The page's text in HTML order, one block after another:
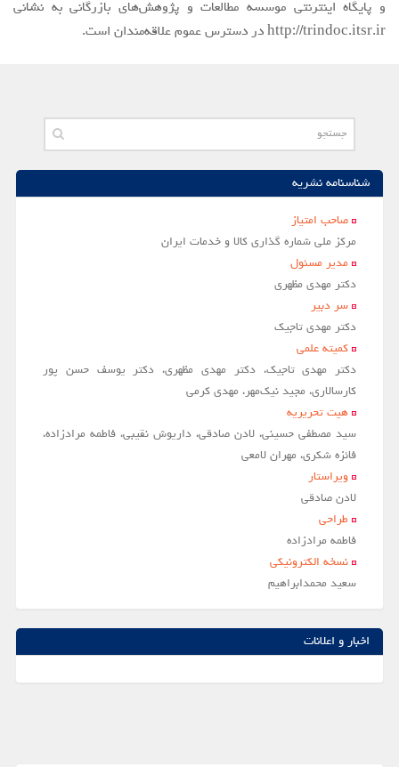
و پایگاه اینترنتی موسسه مطالعات و پژوهش‌های بازرگانی به نشانی
http://trindoc.itsr.ir در دسترس عموم علاقه‌مندان است.
شناسنامه نشریه
صاحب امتياز
مركز ملي شماره گذاري كالا و خدمات ايران
مدير مسئول
دکتر مهدی مظهری
سر دبير
دکتر مهدی تاجیک
کمیته علمی
دکتر مهدی تاجیک، دکتر مهدی مظهری، دکتر یوسف حسن پور
کارسالاری، مجید نیک‌مهر، مهدی کرمی
هیت تحریریه
سید مصطفی حسینی، لادن صادقی، داریوش نقیبی، فاطمه مرادزاده،
فائزه شکری، مهران لامعی
ویراستار
لادن صادقي
طراحی
فاطمه مرادزاده
نسخه الکترونیکی
سعيد محمدابراهيم
اخبار و اعلانات